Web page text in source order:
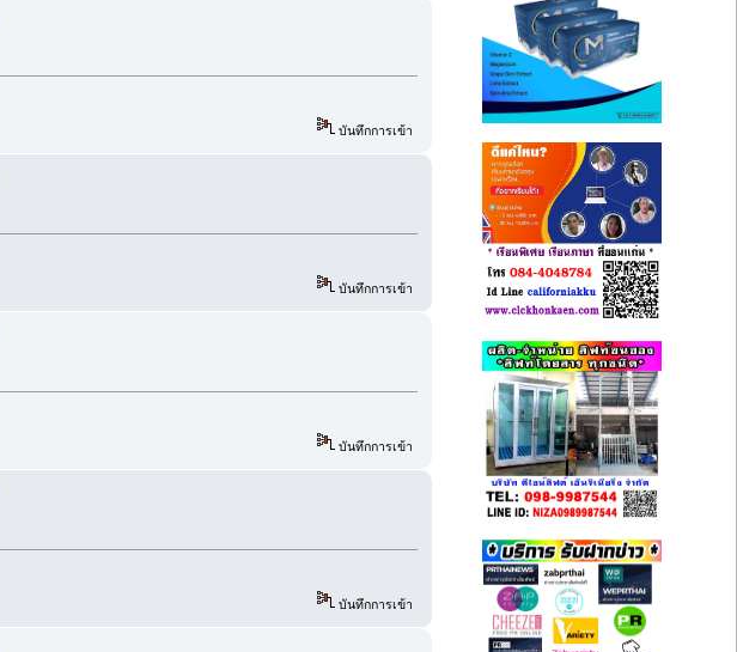
บันทึกการเข้า
บันทึกการเข้า
บันทึกการเข้า
บันทึกการเข้า